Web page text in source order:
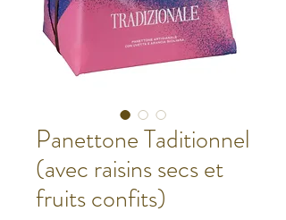
Panettone Taditionnel
(avec raisins secs et
fruits confits)